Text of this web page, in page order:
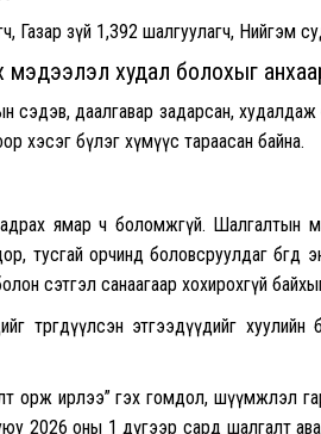
Газар зүй 1,392 шалгуулагч, Нийгэм
худал болохыг
сэдэв, даалгавар задарсан,
хэсэг бүлэг хүмүүс тараасан байна.
ямар ч боломжгүй. Шалгалтын
тусгай орчинд боловсруулдаг
сэтгэл санаагаар хохирохгүй
төөрөгдүүлсэн этгээдүүдийг
орж ирлээ” гэх гомдол, шүүмжлэл
буюу 2026 оны 1 дүгээр сард шалгалт